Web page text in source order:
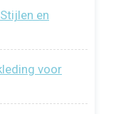
en
voor